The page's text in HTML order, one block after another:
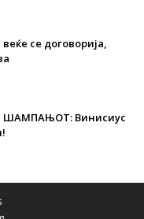
се договорија,
ШАМПАЊОТ: Винисиус